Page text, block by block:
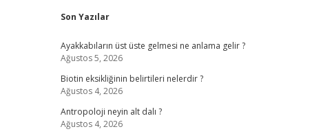
Sidebar
Son Yazılar
Ayakkabıların üst üste gelmesi ne anlama gelir ?
Ağustos 5, 2026
Biotin eksikliğinin belirtileri nelerdir ?
Ağustos 4, 2026
Antropoloji neyin alt dalı ?
Ağustos 4, 2026